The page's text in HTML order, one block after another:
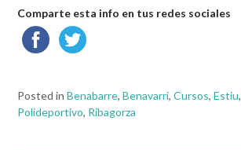
Comparte esta info en tus redes sociales
Posted in Benabarre, Benavarri, Cursos, Estiu,
Polideportivo, Ribagorza